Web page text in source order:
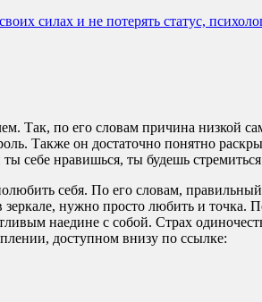
силах и не потерять статус,
Так, по его словам причина низкой
Также он достаточно понятно
нравишься, ты будешь
себя. По его словам,
нужно просто любить и
наедине с собой. Страх
доступном внизу по ссылке: